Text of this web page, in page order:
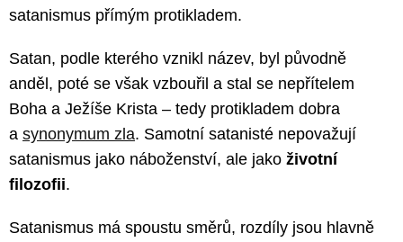
satanismus přímým protikladem.
Satan, podle kterého vznikl název, byl původně
anděl, poté se však vzbouřil a stal se nepřítelem
Boha a Ježíše Krista – tedy protikladem dobra
a synonymum zla. Samotní satanisté nepovažují
satanismus jako náboženství, ale jako životní
filozofii.
Satanismus má spoustu směrů, rozdíly jsou hlavně